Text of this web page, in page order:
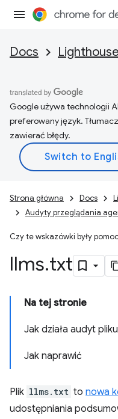
Docs Lighthouse
Google używa technologii
preferowany język.
zawierać błędy.
Strona główna Docs
Audyty przeglądania
Czy te wskazówki były
llms.txt
Na tej stronie
Jak działa audyt
Jak naprawić
Plik llms.txt to nowa
udostępniania